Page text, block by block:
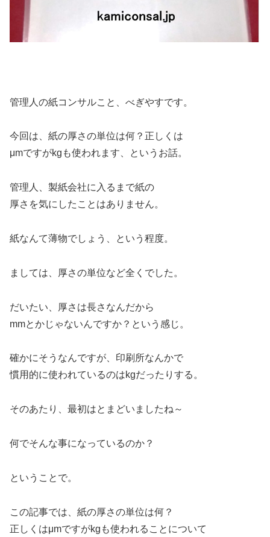
管理人の紙コンサルこと、べぎやすです。
今回は、紙の厚さの単位は何？正しくは
μmですがkgも使われます、というお話。
管理人、製紙会社に入るまで紙の
厚さを気にしたことはありません。
紙なんて薄物でしょう、という程度。
ましては、厚さの単位など全くでした。
だいたい、厚さは長さなんだから
mmとかじゃないんですか？という感じ。
確かにそうなんですが、印刷所なんかで
慣用的に使われているのはkgだったりする。
そのあたり、最初はとまどいましたね～
何でそんな事になっているのか？
ということで。
この記事では、紙の厚さの単位は何？
正しくはμmですがkgも使われることについて